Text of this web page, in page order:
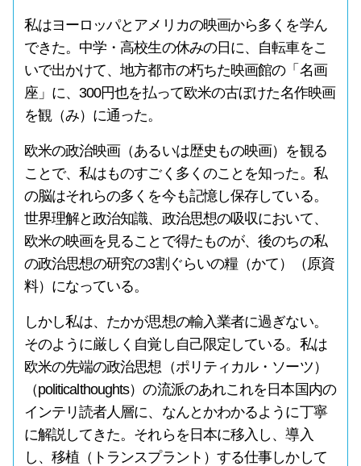
私はヨーロッパとアメリカの映画から多くを学ん
できた。中学・高校生の休みの日に、自転車をこ
いで出かけて、地方都市の朽ちた映画館の「名画
座」に、300円也を払って欧米の古ぼけた名作映画
を観（み）に通った。
欧米の政治映画（あるいは歴史もの映画）を観る
ことで、私はものすごく多くのことを知った。私
の脳はそれらの多くを今も記憶し保存している。
世界理解と政治知識、政治思想の吸収において、
欧米の映画を見ることで得たものが、後のちの私
の政治思想の研究の3割ぐらいの糧（かて）（原資
料）になっている。
しかし私は、たかが思想の輸入業者に過ぎない。
そのように厳しく自覚し自己限定している。私は
欧米の先端の政治思想（ポリティカル・ソーツ）
（politicalthoughts）の流派のあれこれを日本国内の
インテリ読者人層に、なんとかわかるように丁寧
に解説してきた。それらを日本に移入し、導入
し、移植（トランスプラント）する仕事しかして